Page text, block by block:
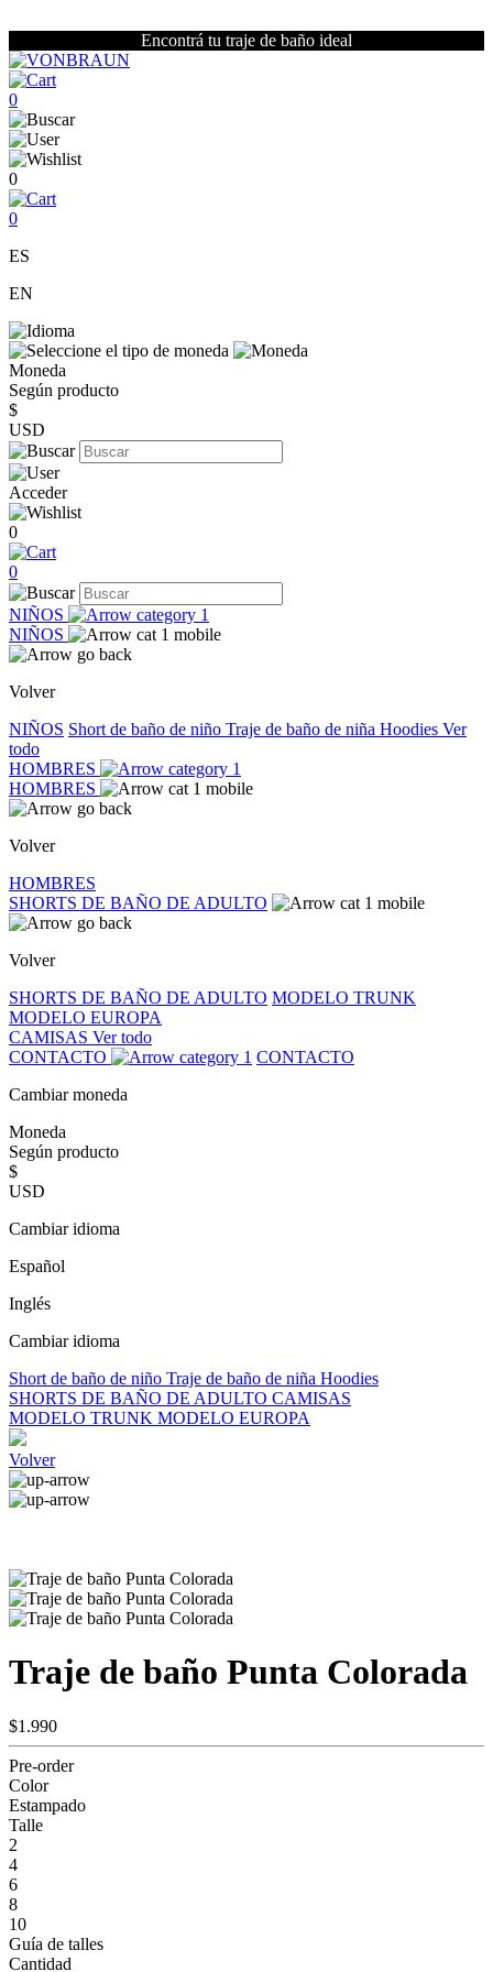
Encontrá tu traje de baño ideal
0
0
0
ES
EN
Moneda
Según producto
$
USD
Acceder
0
0
NIÑOS
NIÑOS
Volver
NIÑOS Short de baño de niño Traje de baño de niña Hoodies Ver
todo
HOMBRES
HOMBRES
Volver
HOMBRES
SHORTS DE BAÑO DE ADULTO
Volver
SHORTS DE BAÑO DE ADULTO MODELO TRUNK
MODELO EUROPA
CAMISAS Ver todo
CONTACTO
CONTACTO
Cambiar moneda
Moneda
Según producto
$
USD
Cambiar idioma
Español
Inglés
Cambiar idioma
Short de baño de niño Traje de baño de niña Hoodies
SHORTS DE BAÑO DE ADULTO CAMISAS
MODELO TRUNK MODELO EUROPA
Volver
Traje de baño Punta Colorada
$1.990
Pre-order
Color
Estampado
Talle
2
4
6
8
10
Guía de talles
Cantidad